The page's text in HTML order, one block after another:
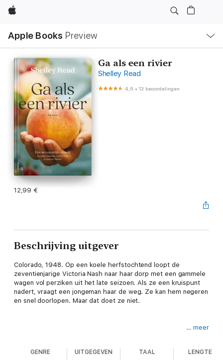
Apple
Apple Books Preview
lokaal
navigatiemenu
Ga als een rivier
Shelley Read
4,6 •13 beoordelingen
12,99 €
Beschrijving uitgever
Colorado, 1948. Op een koele herfstochtend loopt de
zeventienjarige Victoria Nash naar haar dorp met een gammele
wagen vol perziken uit het late seizoen. Als ze een kruispunt
nadert, vraagt een jongeman haar de weg. Ze kan hem negeren
en snel doorlopen. Maar dat doet ze niet.
ontmoeting Victoria's wereld op zijn kop zetten en uitwissen
… meer
GENRE UITGEGEVEN TAAL LENGTE